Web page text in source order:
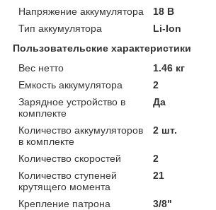
Напряжение аккумулятора
18 В
Тип аккумулятора
Li-Ion
Пользовательские характеристики
Вес нетто
1.46 кг
Емкость аккумулятора
2
Зарядное устройство в
комплекте
Да
Количество аккумуляторов
в комплекте
2 шт.
Количество скоростей
2
Количество ступеней
крутящего момента
21
Крепление патрона
3/8"